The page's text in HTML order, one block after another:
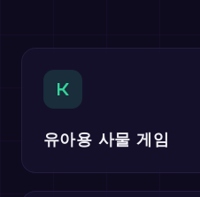
K
유아용 사물 게임